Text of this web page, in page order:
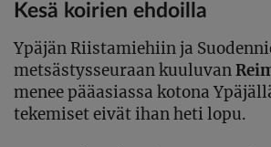
Kesä koirien ehdoilla
Ypäjän Riistamiehiin ja
metsästysseuraan kuuluvan
menee pääasiassa kotona
tekemiset eivät ihan heti lopu.